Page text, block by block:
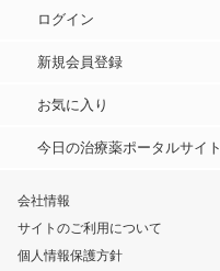
ログイン
新規会員登録
お気に入り
今日の治療薬ポータルサイト
会社情報
サイトのご利用について
個人情報保護方針